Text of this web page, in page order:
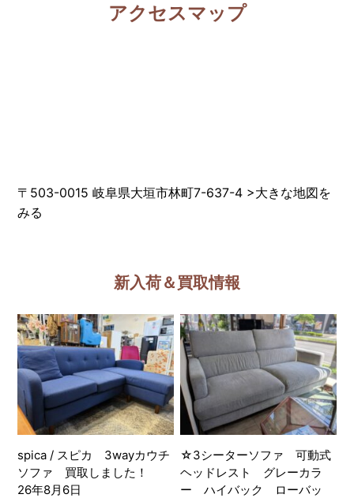
アクセスマップ
〒503-0015 岐阜県大垣市林町7-637-4 >大きな地図を
みる
新入荷＆買取情報
spica / スピカ 3wayカウチ
ソファ 買取しました！
26年8月6日
☆3シーターソファ 可動式
ヘッドレスト グレーカラ
ー ハイバック ローバッ